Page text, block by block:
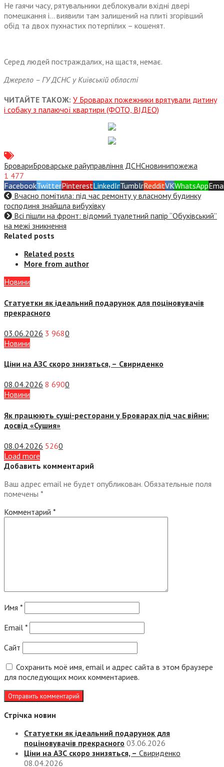
Не гаячи часу, рятувальники деблокували вхідні двері
помешкання і… виявили там залишений на плиті згорівший
обід та двох пухнастих потерпілих – кошенят.
Серед людей постраждалих, на щастя, немає.
Джерело – ГУ ДСНС у Київській області
ЧИТАЙТЕ ТАКОЖ: У Броварах пожежники врятували дитину
і собаку з палаючої квартири (ФОТО, ВІДЕО)
БровариБроварське райуправління ДСНСновинипожежа
1 477
FacebookTwitterPinterestLinkedInTumblrRedditVKWhatsApp
Вчасно помітила: під час ремонту у власному будинку
господиня знайшла вибухівку
Всі пішли на фронт: відомий туалетний папір “Обухівський”
на межі зникнення
Related posts
Related posts
More from author
Новини
Статуетки як ідеальний подарунок для поціновувачів
прекрасного
03.06.2026 3 9680
Новини
Ціни на АЗС скоро знизяться, – Свириденко
08.04.2026 8 6900
Новини
Як працюють суші-ресторани у Броварах під час війни:
досвід «Сушия»
08.04.2026 5260
Load more
Добавить комментарий
Ваш адрес email не будет опубликован. Обязательные поля
помечены *
Комментарий *
Имя *
Email *
Сайт
Сохранить моё имя, email и адрес сайта в этом браузере
для последующих моих комментариев.
Стрічка новин
Статуетки як ідеальний подарунок для
поціновувачів прекрасного 03.06.2026
Ціни на АЗС скоро знизяться, – Свириденко
08.04.2026